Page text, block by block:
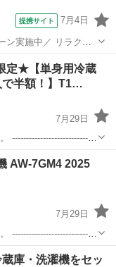
提携サイト 7月4日
募いただき、7月中に1
レゼント！ さらに、
定★【単身用冷蔵
で半額！】T1…
7月29日
用冷蔵庫・洗濯機をセット...
AW-7GM4 2025
7月29日
商品名：東芝 7kg洗...
テント
庫・洗濯機をセッ